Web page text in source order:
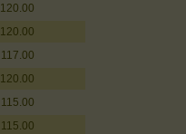
120.00
120.00
117.00
120.00
115.00
115.00